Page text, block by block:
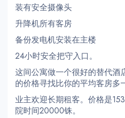
装有安全摄像头
升降机所有客房
备份发电机安装在主楼
24小时安全把守入口。
这间公寓做一个很好的替代酒
的价格寻找比你的平均客房多
业主欢迎长期租客。价格是
院时间20000铢。